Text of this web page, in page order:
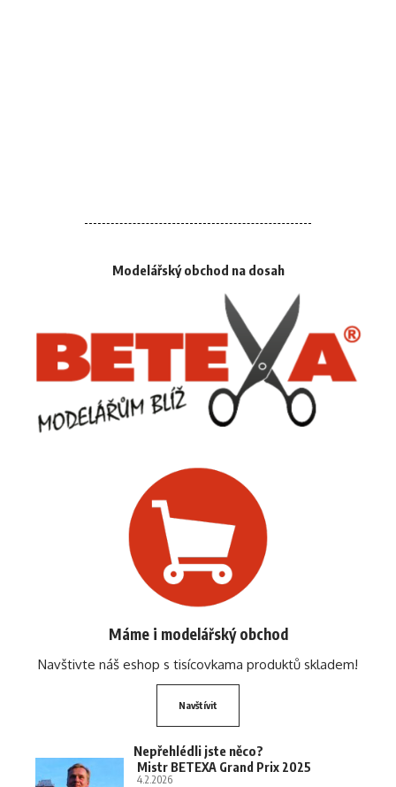
Modelářský obchod na dosah
Máme i modelářský obchod
Navštivte náš eshop s tisícovkama produktů skladem!
Navštívit
Nepřehlédli jste něco?
Mistr BETEXA Grand Prix 2025
4.2.2026